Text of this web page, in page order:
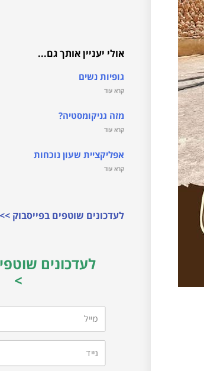
אולי יעניין אותך גם...
גופיות נשים
קרא עוד
מזה גניקומסטיה?
קרא עוד
אפליקציית שעון נוכחות
קרא עוד
לעדכונים שוטפים בפייסבוק >>
לעדכונים
>